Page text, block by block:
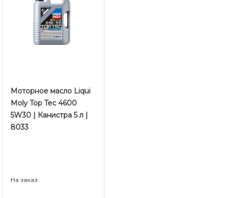
Моторное масло Liqui
Moly Top Tec 4600
5W30 | Канистра 5 л |
8033
На заказ